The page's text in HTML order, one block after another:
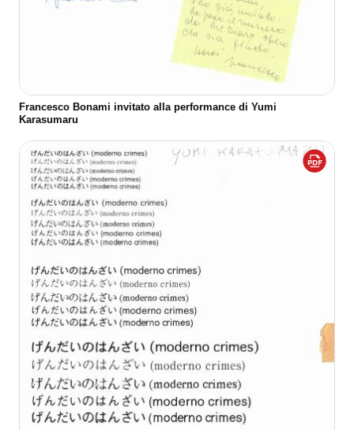
Francesco Bonami invitato alla performance di Yumi
Karasumaru